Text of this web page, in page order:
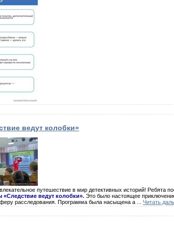
ведут колобки»
путешествие в мир детективных историй! Ребята
ведут колобки». Это было настоящее
расследования. Программа была насыщена а
Читать